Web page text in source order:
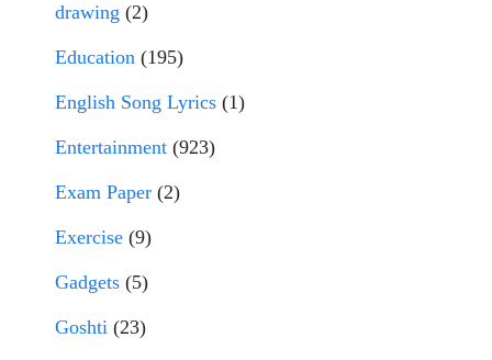
drawing (2)
Education (195)
English Song Lyrics (1)
Entertainment (923)
Exam Paper (2)
Exercise (9)
Gadgets (5)
Goshti (23)